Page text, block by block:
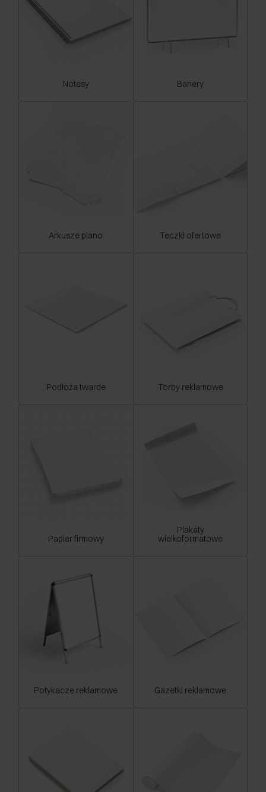
Notesy Banery
Arkusze plano Teczki ofertowe
Podłoża twarde Torby reklamowe
Papier firmowy
Plakaty
wielkoformatowe
Potykacze reklamowe Gazetki reklamowe